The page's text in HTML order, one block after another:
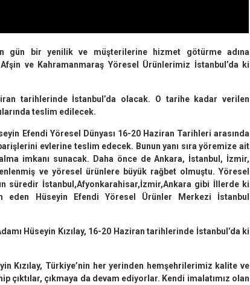
gün bir yenilik ve müşterilerine hizmet götürme adına
ve Kahramanmaraş Yöresel Ürünlerimiz İstanbul’da ki
tarihlerinde İstanbul’da olacak. O tarihe kadar verilen
teslim edilecek.
Efendi Yöresel Dünyası 16-20 Haziran Tarihleri arasında
evlerine teslim edecek. Bunun yanı sıra yöremize ait
imkanı sunacak. Daha önce de Ankara, İstanbul, İzmir,
ve yöresel ürünlere büyük rağbet olmuştu. Yöresel
süredir İstanbul,Afyonkarahisar,İzmir,Ankara gibi İllerde ki
eden Hüseyin Efendi Yöresel Ürünler Merkezi İstanbul
Hüseyin Kızılay, 16-20 Haziran tarihlerinde İstanbul’da ki
Kızılay, Türkiye’nin her yerinden hemşehrilerimiz kalite ve
çıktılar, çıkmaya da devam ediyorlar. Kendi imalatımız olan